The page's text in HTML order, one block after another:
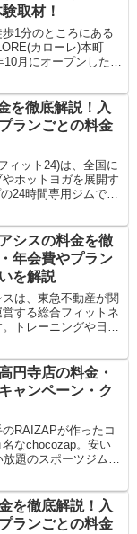
取材！
1分のところにある
カローレ)本町
月にオープンしたば
を徹底解説！入
ランごとの料金
ィット24)は、全国に
ホットヨガを展開す
24時間専用ジムで
シスの料金を徹
年会費やプラン
を解説
は、東急不動産が関
する総合フィットネ
トレーニングや日々
円寺店の料金・
ャンペーン・ク
RAIZAPが作ったコ
なchocozap。安い
題のスポーツジムで
を徹底解説！入
ランごとの料金